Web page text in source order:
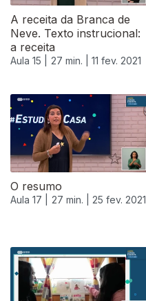
A receita da Branca de
Neve. Texto instrucional:
a receita
Aula 15 | 27 min. | 11 fev. 2021
O resumo
Aula 17 | 27 min. | 25 fev. 2021